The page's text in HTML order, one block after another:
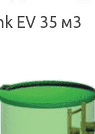
EV 35 м3